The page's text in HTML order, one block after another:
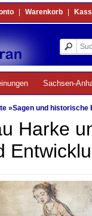
Warenkorb
Sachsen-
»Sagen und historische
Harke